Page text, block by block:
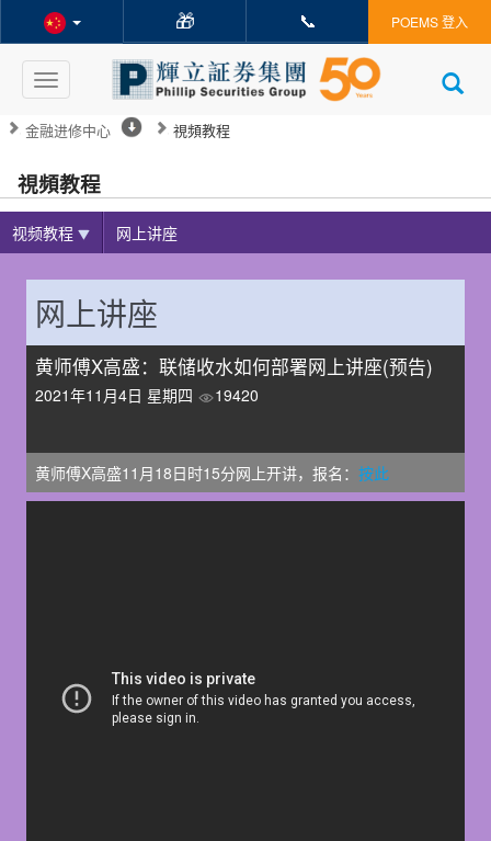
🎁 📞 POEMS 登入
Toggle
navigation
金融进修中心 視頻教程
視頻教程
视频教程 网上讲座
网上讲座
黄师傅X高盛：联储收水如何部署网上讲座(预告)
2021年11月4日 星期四 19420
黄师傅X高盛11月18日时15分网上开讲，报名： 按此